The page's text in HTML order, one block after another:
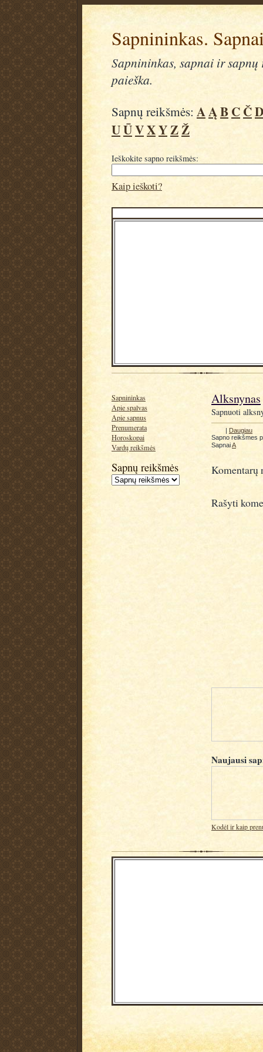
Sapnininkas.
Sapnininkas, sapnai ir
paieška.
Sapnų reikšmės: AĄBCČD
UŪVXYZŽ
Ieškokite sapno reikšmės:
Kaip ieškoti?
Sapnininkas
Apie spalvas
Apie sapnus
Prenumerata
Horoskopai
Vardų reikšmės
Sapnų reikšmės
Alksnynas
Sapnuoti
| Daugiau
Sapno reikšmes
SapnaiA
Komentarų
Rašyti
Naujausi
Kodėl ir kaip